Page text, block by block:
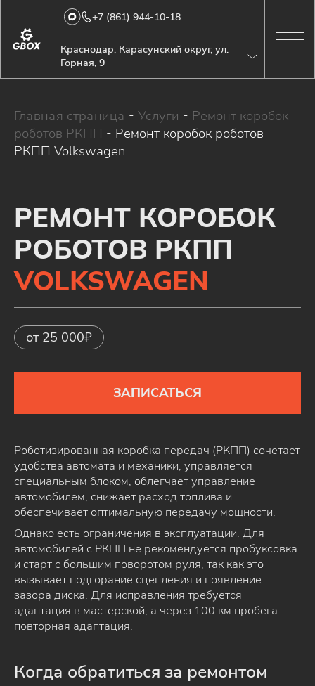
Краснодар, Карасунский округ, ул.
Горная, 9
+7 (861) 944-10-18
Главная страница - Услуги - Ремонт коробок
роботов РКПП - Ремонт коробок роботов
РКПП Volkswagen
РЕМОНТ КОРОБОК
РОБОТОВ РКПП
VOLKSWAGEN
от 25 000₽
ЗАПИСАТЬСЯ
Роботизированная коробка передач (РКПП) сочетает
удобства автомата и механики, управляется
специальным блоком, облегчает управление
автомобилем, снижает расход топлива и
обеспечивает оптимальную передачу мощности.
Однако есть ограничения в эксплуатации. Для
автомобилей с РКПП не рекомендуется пробуксовка
и старт с большим поворотом руля, так как это
вызывает подгорание сцепления и появление
зазора диска. Для исправления требуется
адаптация в мастерской, а через 100 км пробега —
повторная адаптация.
Когда обратиться за ремонтом